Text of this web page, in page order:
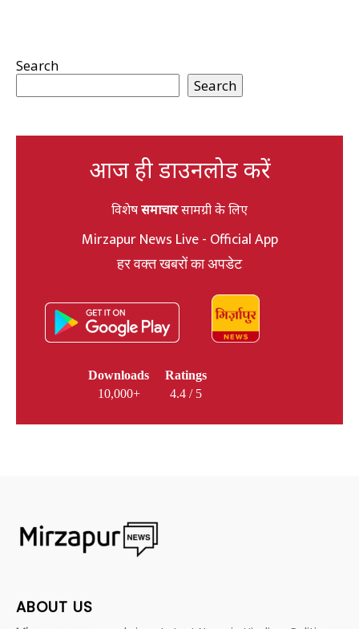
Search
Search
आज ही डाउनलोड करें
विशेषसमाचारसामग्री के लिए
Mirzapur News Live - Official App
हर वक्त खबरों का अपडेट
Downloads
10,000+
Ratings
4.4 / 5
ABOUT US